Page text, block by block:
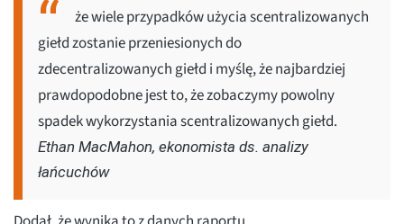
że wiele przypadków użycia scentralizowanych
giełd zostanie przeniesionych do
zdecentralizowanych giełd i myślę, że najbardziej
prawdopodobne jest to, że zobaczymy powolny
spadek wykorzystania scentralizowanych giełd.
Ethan MacMahon, ekonomista ds. analizy
łańcuchów